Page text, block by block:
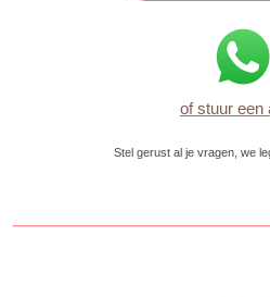
of stuur een
Stel gerust al je vragen, we